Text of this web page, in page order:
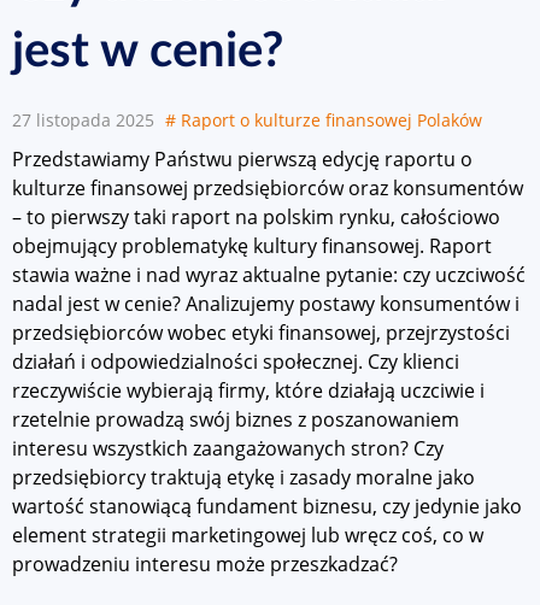
jest w cenie?
27 listopada 2025 # Raport o kulturze finansowej Polaków
Przedstawiamy Państwu pierwszą edycję raportu o
kulturze finansowej przedsiębiorców oraz konsumentów
– to pierwszy taki raport na polskim rynku, całościowo
obejmujący problematykę kultury finansowej. Raport
stawia ważne i nad wyraz aktualne pytanie: czy uczciwość
nadal jest w cenie? Analizujemy postawy konsumentów i
przedsiębiorców wobec etyki finansowej, przejrzystości
działań i odpowiedzialności społecznej. Czy klienci
rzeczywiście wybierają firmy, które działają uczciwie i
rzetelnie prowadzą swój biznes z poszanowaniem
interesu wszystkich zaangażowanych stron? Czy
przedsiębiorcy traktują etykę i zasady moralne jako
wartość stanowiącą fundament biznesu, czy jedynie jako
element strategii marketingowej lub wręcz coś, co w
prowadzeniu interesu może przeszkadzać?